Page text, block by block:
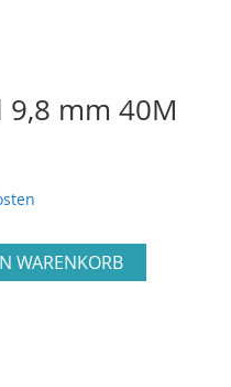
9,8 mm 40M
WARENKORB